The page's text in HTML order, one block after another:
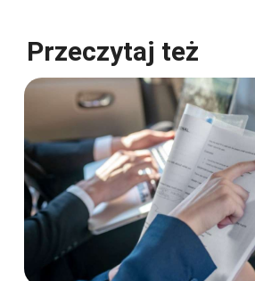
Przeczytaj też